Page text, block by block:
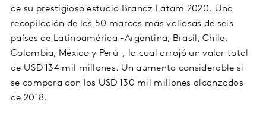
de su prestigioso estudio Brandz Latam 2020. Una
recopilación de las 50 marcas más valiosas de seis
países de Latinoamérica -Argentina, Brasil, Chile,
Colombia, México y Perú-,
la cual arrojó un valor total
de USD 134 mil millones. Un aumento considerable si
se comparacon los USD 130 mil millones alcanzados
de 2018.